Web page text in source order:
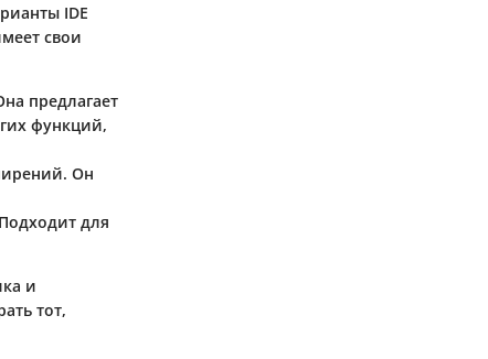
IDE
свои
предлагает
функций,
Он
для
и
тот,